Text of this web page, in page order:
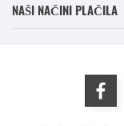
NAŠI NAČINI PLAČILA